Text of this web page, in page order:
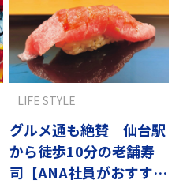
グルメ通も絶賛 仙台駅
から徒歩10分の老舗寿
司【ANA社員がおすすめ
LIFE STYLE